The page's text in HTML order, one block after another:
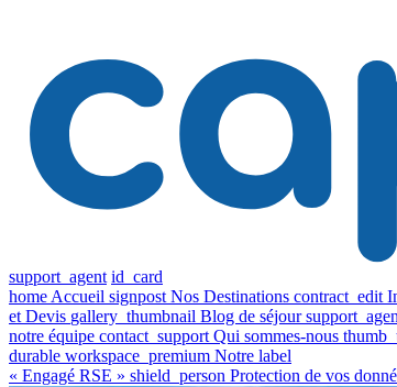
support_agent id_card
home Accueil signpost Nos Destinations contract_edit
et Devis gallery_thumbnail Blog de séjour
notre équipe contact_support Qui sommes-nous
durable workspace_premium Notre label
« Engagé RSE » shield_person Protection de vos